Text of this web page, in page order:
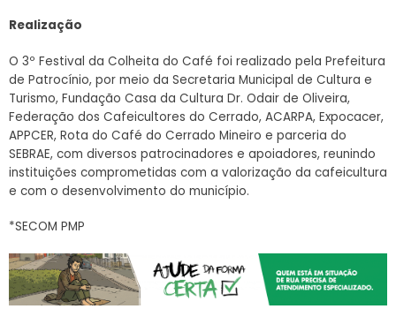
Realização
O 3º Festival da Colheita do Café foi realizado pela Prefeitura
de Patrocínio, por meio da Secretaria Municipal de Cultura e
Turismo, Fundação Casa da Cultura Dr. Odair de Oliveira,
Federação dos Cafeicultores do Cerrado, ACARPA, Expocacer,
APPCER, Rota do Café do Cerrado Mineiro e parceria do
SEBRAE, com diversos patrocinadores e apoiadores, reunindo
instituições comprometidas com a valorização da cafeicultura
e com o desenvolvimento do município.
*SECOM PMP